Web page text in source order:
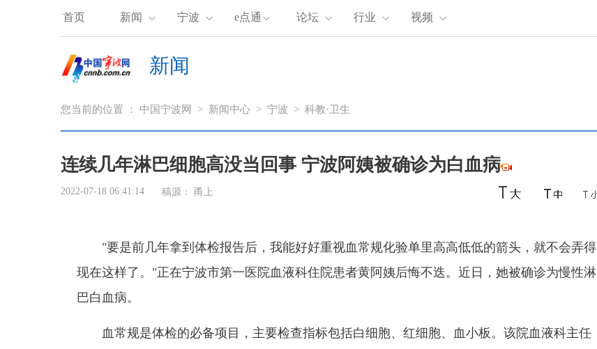
首页 新闻 宁波 e点通 论坛 行业 视频
新闻
您当前的位置 ： 中国宁波网 > 新闻中心 > 宁波 > 科教·卫生
连续几年淋巴细胞高没当回事 宁波阿姨被确诊为白血病
2022-07-18 06:41:14 稿源： 甬上
"要是前几年拿到体检报告后，我能好好重视血常规化验单里高高低低的箭头，就不会弄得
现在这样了。"正在宁波市第一医院血液科住院患者黄阿姨后悔不迭。近日，她被确诊为慢性淋
巴白血病。
血常规是体检的必备项目，主要检查指标包括白细胞、红细胞、血小板。该院血液科主任